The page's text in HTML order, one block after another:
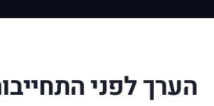
הערך לפני